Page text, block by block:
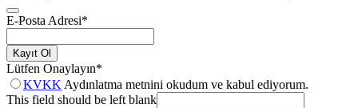
E-Posta Adresi*
Kayıt Ol
Lütfen Onaylayın*
KVKK Aydınlatma metnini okudum ve kabul ediyorum.
This field should be left blank